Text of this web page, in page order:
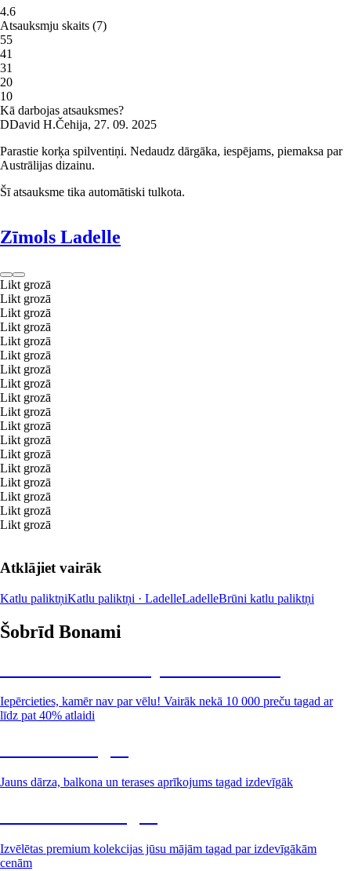
4.6
Atsauksmju skaits (7)
55
41
31
20
10
Kā darbojas atsauksmes?
DDavid H.Čehija, 27. 09. 2025
Parastie korķa spilventiņi. Nedaudz dārgāka, iespējams, piemaksa par
Austrālijas dizainu.
Šī atsauksme tika automātiski tulkota.
Zīmols Ladelle
Likt grozā
Likt grozā
Likt grozā
Likt grozā
Likt grozā
Likt grozā
Likt grozā
Likt grozā
Likt grozā
Likt grozā
Likt grozā
Likt grozā
Likt grozā
Likt grozā
Likt grozā
Likt grozā
Likt grozā
Likt grozā
Atklājiet vairāk
Katlu paliktņiKatlu paliktņi · LadelleLadelleBrūni katlu paliktņi
Šobrīd Bonami
Iepērcieties, kamēr nav par vēlu! Vairāk nekā 10 000 preču tagad ar
līdz pat 40% atlaidi
Jauns dārza, balkona un terases aprīkojums tagad izdevīgāk
Izvēlētas premium kolekcijas jūsu mājām tagad par izdevīgākām
cenām